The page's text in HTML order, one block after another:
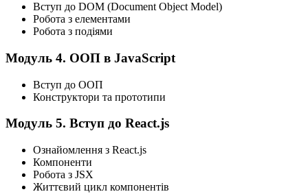
Вступ до DOM (Document Object Model)
Робота з елементами
Робота з подіями
Модуль 4. ООП в JavaScript
Вступ до ООП
Конструктори та прототипи
Модуль 5. Вступ до React.js
Ознайомлення з React.js
Компоненти
Робота з JSX
Життєвий цикл компонентів